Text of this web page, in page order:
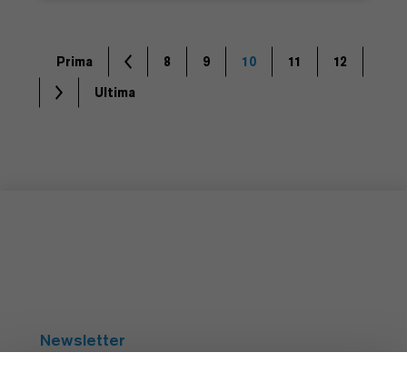
Prima 8 9 10 11
12
Ultima
Newsletter